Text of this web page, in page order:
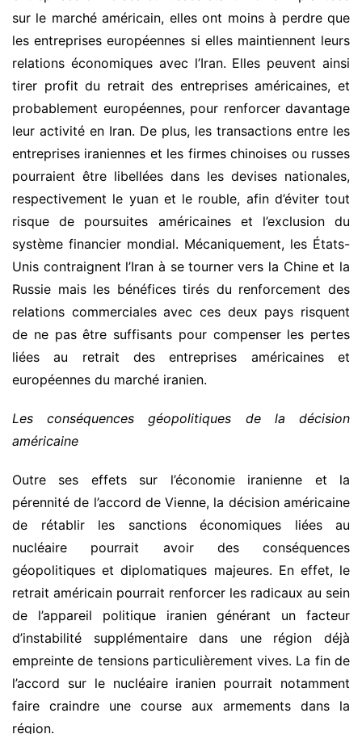
sur le marché américain, elles ont moins à perdre que
les entreprises européennes si elles maintiennent leurs
relations économiques avec l’Iran. Elles peuvent ainsi
tirer profit du retrait des entreprises américaines, et
probablement européennes, pour renforcer davantage
leur activité en Iran. De plus, les transactions entre les
entreprises iraniennes et les firmes chinoises ou russes
pourraient être libellées dans les devises nationales,
respectivement le yuan et le rouble, afin d’éviter tout
risque de poursuites américaines et l’exclusion du
système financier mondial. Mécaniquement, les États-
Unis contraignent l’Iran à se tourner vers la Chine et la
Russie mais les bénéfices tirés du renforcement des
relations commerciales avec ces deux pays risquent
de ne pas être suffisants pour compenser les pertes
liées au retrait des entreprises américaines et
européennes du marché iranien.
Les conséquences géopolitiques de la décision
américaine
Outre ses effets sur l’économie iranienne et la
pérennité de l’accord de Vienne, la décision américaine
de rétablir les sanctions économiques liées au
nucléaire pourrait avoir des conséquences
géopolitiques et diplomatiques majeures. En effet, le
retrait américain pourrait renforcer les radicaux au sein
de l’appareil politique iranien générant un facteur
d’instabilité supplémentaire dans une région déjà
empreinte de tensions particulièrement vives. La fin de
l’accord sur le nucléaire iranien pourrait notamment
faire craindre une course aux armements dans la
région.